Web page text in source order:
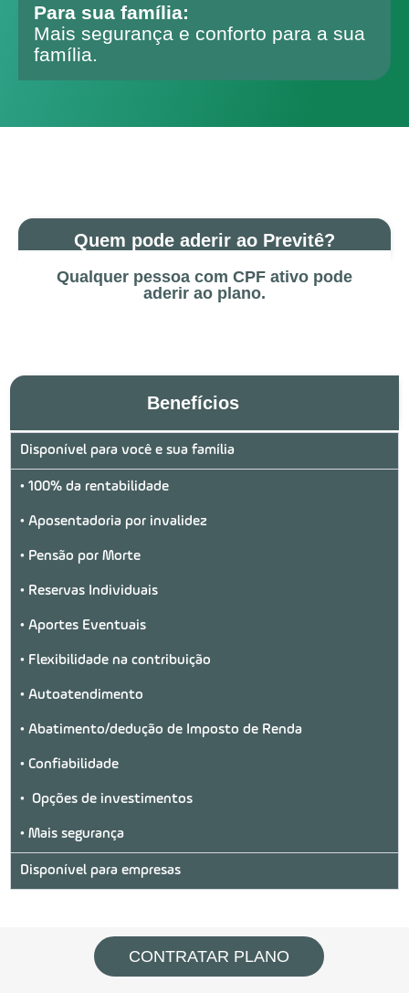
Para sua família:
Mais segurança e conforto para a sua
família.
Quem pode aderir ao Previtê?
Qualquer pessoa com CPF ativo pode
aderir ao plano.
Benefícios
Disponível para você e sua família
• 100% da rentabilidade
• Aposentadoria por invalidez
• Pensão por Morte
• Reservas Individuais
• Aportes Eventuais
• Flexibilidade na contribuição
• Autoatendimento
• Abatimento/dedução de Imposto de Renda
• Confiabilidade
• Opções de investimentos
• Mais segurança
Disponível para empresas
CONTRATAR PLANO